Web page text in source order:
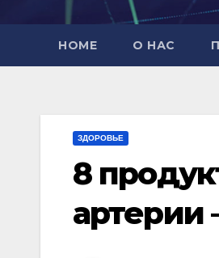
HOME О НАС
ЗДОРОВЬЕ
8
артерии